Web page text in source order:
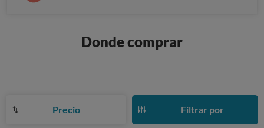
Donde comprar
Precio Filtrar por